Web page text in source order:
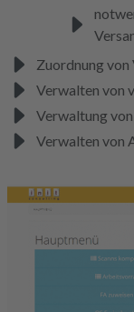
Zuordnung von
Verwalten von
Verwaltung
Verwalten von